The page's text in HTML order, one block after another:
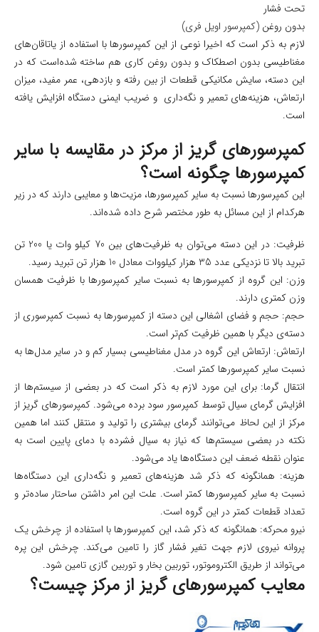
تحت فشار
بدون روغن (کمپرسور اویل فری)
لازم به ذکر است که اخیرا نوعی از این کمپرسورها با استفاده از یاتاقان‌های
مغناطیسی بدون اصطکاک و بدون روغن کاری هم ساخته شده‌است که در
این دسته، سایش مکانیکی قطعات از بین رفته و بازدهی، عمر مفید، میزان
ارتعاش، هزینه‌های تعمیر و نگه‌داری و ضریب ایمنی دستگاه افزایش یافته
است.
کمپرسورهای گریز از مرکز در مقایسه با سایر
کمپرسورها چگونه است؟
این کمپرسورها نسبت به سایر کمپرسورها، مزیت‌ها و معایبی دارند که در زیر
هرکدام از این مسائل به طور مختصر شرح داده‌ شده‌اند.
ظرفیت: در این دسته می‌توان به ظرفیت‌های بین 70 کیلو وات یا 200 تن
تبرید بالا تا نزدیکی عدد 35 هزار کیلووات معادل 10 هزار تن تبرید رسید.
وزن: این گروه از کمپرسورها به نسبت سایر کمپرسورها با ظرفیت همسان
وزن کمتری دارند.
حجم: حجم و فضای اشغالی این دسته از کمپرسورها به نسبت کمپرسوری از
دسته‌ی دیگر با همین ظرفیت کم‌تر است.
ارتعاش: ارتعاش این گروه در مدل مغناطیسی بسیار کم و در سایر مدل‌ها به
نسبت سایر کمپرسورها کمتر است.
انتقال گرما: برای این مورد لازم به ذکر است که در بعضی از سیستم‌ها از
افزایش گرمای سیال توسط کمپرسور سود برده می‌شود. کمپرسورهای گریز از
مرکز از این لحاظ می‌توانند گرمای بیشتری را تولید و منتقل کنند اما همین
نکته در بعضی سیستم‌ها که نیاز به سیال فشرده با دمای پایین است به
عنوان نقطه ضعف این دستگاه‌ها یاد می‌شود.
هزینه: همانگونه که ذکر شد هزینه‌های تعمیر و نگه‌داری این دستگاه‌ها
نسبت به سایر کمپرسورها کمتر است. علت این امر داشتن ساحتار ساده‌تر و
تعداد قطعات کمتر در این گروه است.
نیرو محرکه: همانگونه که ذکر شد، این کمپرسورها با استفاده از چرخش یک
پروانه نیروی لازم جهت تغیر فشار گاز را تامین می‌کند. چرخش این پره
می‌تواند از طریق الکتروموتور، توربین بخار و توربین گازی تامین شود.
معایب کمپرسورهای گریز از مرکز چیست؟